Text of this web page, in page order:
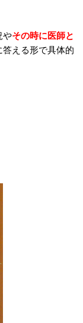
やその時に医師と
える形で具体的